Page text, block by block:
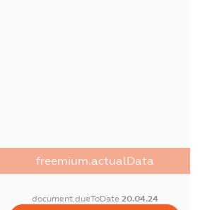
freemium.actualData
document.dueToDate 20.04.24